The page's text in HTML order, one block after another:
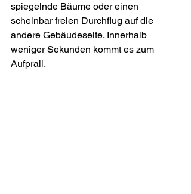
spiegelnde Bäume oder einen
scheinbar freien Durchflug auf die
andere Gebäudeseite. Innerhalb
weniger Sekunden kommt es zum
Aufprall.